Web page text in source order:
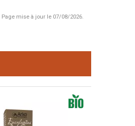
Page mise à jour le 07/08/2026.